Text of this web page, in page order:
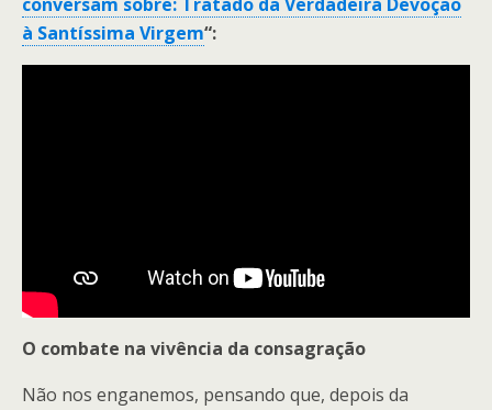
à Santíssima Virgem“:
O combate na vivência da consagração
Não nos enganemos, pensando que, depois da